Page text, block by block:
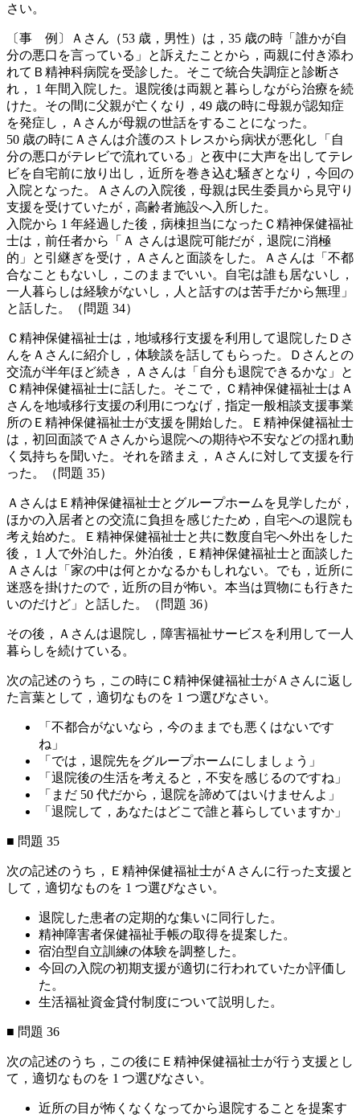
さい。
〔事 例〕Ａさん（53 歳，男性）は，35 歳の時「誰かが自
分の悪口を言っている」と訴えたことから，両親に付き添わ
れてＢ精神科病院を受診した。そこで統合失調症と診断さ
れ， 1 年間入院した。退院後は両親と暮らしながら治療を続
けた。その間に父親が亡くなり，49 歳の時に母親が認知症
を発症し，Ａさんが母親の世話をすることになった。
50 歳の時にＡさんは介護のストレスから病状が悪化し「自
分の悪口がテレビで流れている」と夜中に大声を出してテレ
ビを自宅前に放り出し，近所を巻き込む騒ぎとなり，今回の
入院となった。Ａさんの入院後，母親は民生委員から見守り
支援を受けていたが，高齢者施設へ入所した。
入院から 1 年経過した後，病棟担当になったＣ精神保健福祉
士は，前任者から「Ａ さんは退院可能だが，退院に消極
的」と引継ぎを受け，Ａさんと面談をした。Ａさんは「不都
合なこともないし，このままでいい。自宅は誰も居ないし，
一人暮らしは経験がないし，人と話すのは苦手だから無理」
と話した。（問題 34）
Ｃ精神保健福祉士は，地域移行支援を利用して退院したＤさ
んをＡさんに紹介し，体験談を話してもらった。Ｄさんとの
交流が半年ほど続き，Ａさんは「自分も退院できるかな」と
Ｃ精神保健福祉士に話した。そこで，Ｃ精神保健福祉士はＡ
さんを地域移行支援の利用につなげ，指定一般相談支援事業
所のＥ精神保健福祉士が支援を開始した。Ｅ精神保健福祉士
は，初回面談でＡさんから退院への期待や不安などの揺れ動
く気持ちを聞いた。それを踏まえ，Ａさんに対して支援を行
った。（問題 35）
ＡさんはＥ精神保健福祉士とグループホームを見学したが，
ほかの入居者との交流に負担を感じたため，自宅への退院も
考え始めた。Ｅ精神保健福祉士と共に数度自宅へ外出をした
後， 1 人で外泊した。外泊後，Ｅ精神保健福祉士と面談した
Ａさんは「家の中は何とかなるかもしれない。でも，近所に
迷惑を掛けたので，近所の目が怖い。本当は買物にも行きた
いのだけど」と話した。（問題 36）
その後，Ａさんは退院し，障害福祉サービスを利用して一人
暮らしを続けている。
次の記述のうち，この時にＣ精神保健福祉士がＡさんに返し
た言葉として，適切なものを 1 つ選びなさい。
「不都合がないなら，今のままでも悪くはないです
ね」
「では，退院先をグループホームにしましょう」
「退院後の生活を考えると，不安を感じるのですね」
「まだ 50 代だから，退院を諦めてはいけませんよ」
「退院して，あなたはどこで誰と暮らしていますか」
■ 問題 35
次の記述のうち，Ｅ精神保健福祉士がＡさんに行った支援と
して，適切なものを 1 つ選びなさい。
退院した患者の定期的な集いに同行した。
精神障害者保健福祉手帳の取得を提案した。
宿泊型自立訓練の体験を調整した。
今回の入院の初期支援が適切に行われていたか評価し
た。
生活福祉資金貸付制度について説明した。
■ 問題 36
次の記述のうち，この後にＥ精神保健福祉士が行う支援とし
て，適切なものを 1 つ選びなさい。
近所の目が怖くなくなってから退院することを提案す